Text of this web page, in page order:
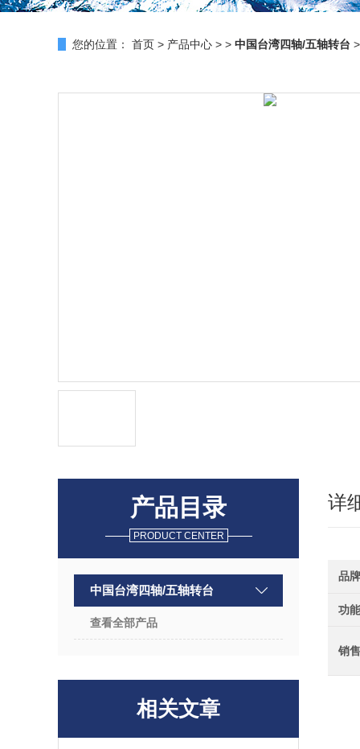
您的位置： 首页 > 产品中心 > > 中国台湾四轴/五轴转台
产品目录
PRODUCT CENTER
中国台湾四轴/五轴转台
查看全部产品
相关文章
详
品牌
功
销